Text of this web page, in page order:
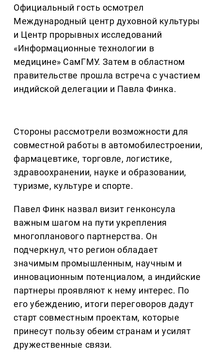
Официальный гость осмотрел
Международный центр духовной культуры
и Центр прорывных исследований
«Информационные технологии в
медицине» СамГМУ. Затем в областном
правительстве прошла встреча с участием
индийской делегации и Павла Финка.
Стороны рассмотрели возможности для
совместной работы в автомобилестроении,
фармацевтике, торговле, логистике,
здравоохранении, науке и образовании,
туризме, культуре и спорте.
Павел Финк назвал визит генконсула
важным шагом на пути укрепления
многопланового партнерства. Он
подчеркнул, что регион обладает
значимым промышленным, научным и
инновационным потенциалом, а индийские
партнеры проявляют к нему интерес. По
его убеждению, итоги переговоров дадут
старт совместным проектам, которые
принесут пользу обеим странам и усилят
дружественные связи.